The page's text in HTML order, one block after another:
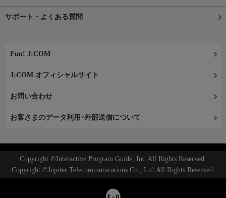
サポート・よくある質問
Fun! J:COM
J:COM オフィシャルサイト
お問い合わせ
お客さまのデータ利用･外部送信について
Copyright ©Interactive Program Guide, Inc.All Rights Reserved.
Copyright ©Jupiter Telecommunications Co., Ltd.All Rights Reserved.